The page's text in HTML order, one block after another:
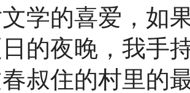
学的喜爱，如
的夜晚，我手
叔住的村里的